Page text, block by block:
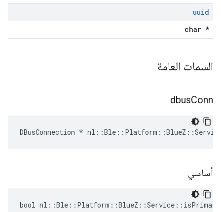
uuid
char *
السمات العامة
dbusConn
DBusConnection *
أساسي
bool nl::Ble::Platform::BlueZ::Service::isPrimary